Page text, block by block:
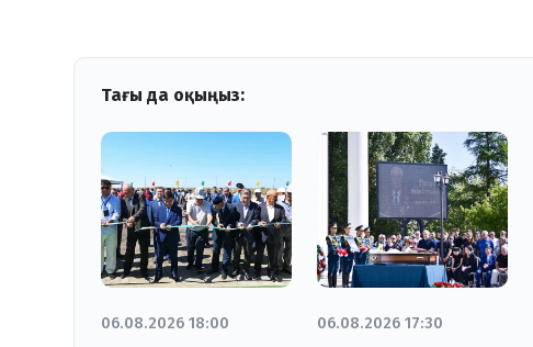
Тағы да оқыңыз:
06.08.2026 18:00 06.08.2026 17:30